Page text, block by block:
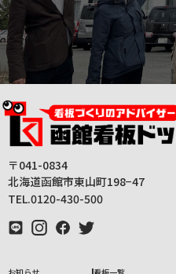
〒041-0834
北海道函館市東山町198−47
TEL.0120-430-500